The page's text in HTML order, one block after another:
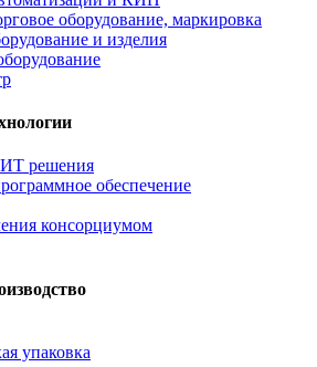
оборудование, маркировка
и изделия
решения
обеспечение
консорциумом
упаковка